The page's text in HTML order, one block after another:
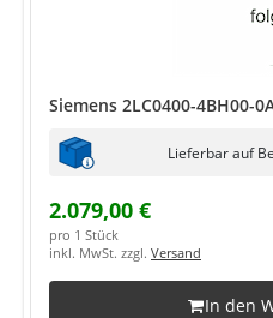
Siemens 2LC0400-4BH00-
Lieferbar auf
2.079,00 €
pro 1 Stück
inkl. MwSt. zzgl. Versand
In den